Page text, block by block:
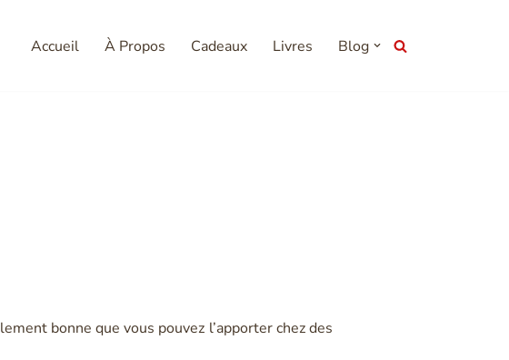
Accueil À Propos Cadeaux Livres Blog
bonne que vous pouvez l’apporter chez des